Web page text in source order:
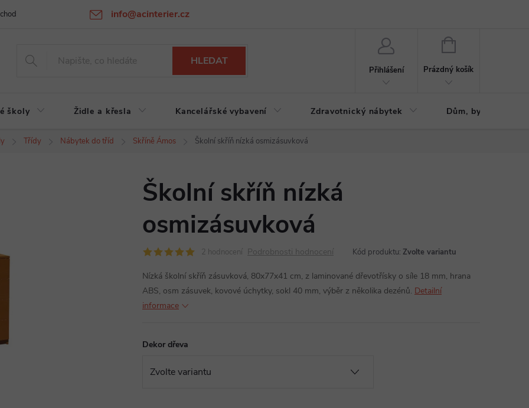
info@acinterier.cz
podmínky Ochrana osobních údajů Atypická výroba na zakázku
HLEDAT
Přihlášení
NÁKUPNÍ
Prázdný košík
školy Židle a křesla Kancelářské vybavení Zdravotnický nábytek Dům, byt, zahrada
Třídy Nábytek do tříd Skříně Ámos Školní skříň nízká osmizásuvková
Školní skříň nízká
osmizásuvková
2 hodnocení Podrobnosti hodnocení Kód produktu: Zvolte variantu
Nízká školní skříň zásuvková, 80x77x41 cm, z laminované dřevotřísky o síle 18 mm, hrana
ABS, osm zásuvek, kovové úchytky, sokl 40 mm, výběr z několika dezénů. Detailní
informace
Dekor dřeva